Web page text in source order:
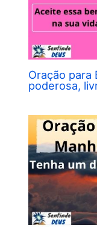
Oração para
poderosa,